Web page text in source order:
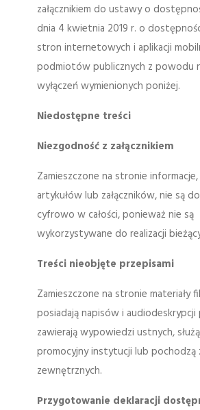
załącznikiem do ustawy o
dnia 4 kwietnia 2019 r. o
stron internetowych i aplikacji
podmiotów publicznych z powodu
wyłączeń wymienionych poniżej.
Niedostępne treści
Niezgodność z załącznikiem
Zamieszczone na stronie
artykułów lub załączników, nie są
cyfrowo w całości, ponieważ nie są
wykorzystywane do realizacji
Treści nieobjęte przepisami
Zamieszczone na stronie materiały
posiadają napisów i audiodeskrypcji
zawierają wypowiedzi ustnych,
promocyjny instytucji lub pochodzą
zewnętrznych.
Przygotowanie deklaracji